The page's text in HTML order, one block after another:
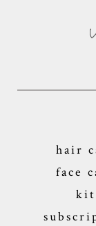
hair
face
kit